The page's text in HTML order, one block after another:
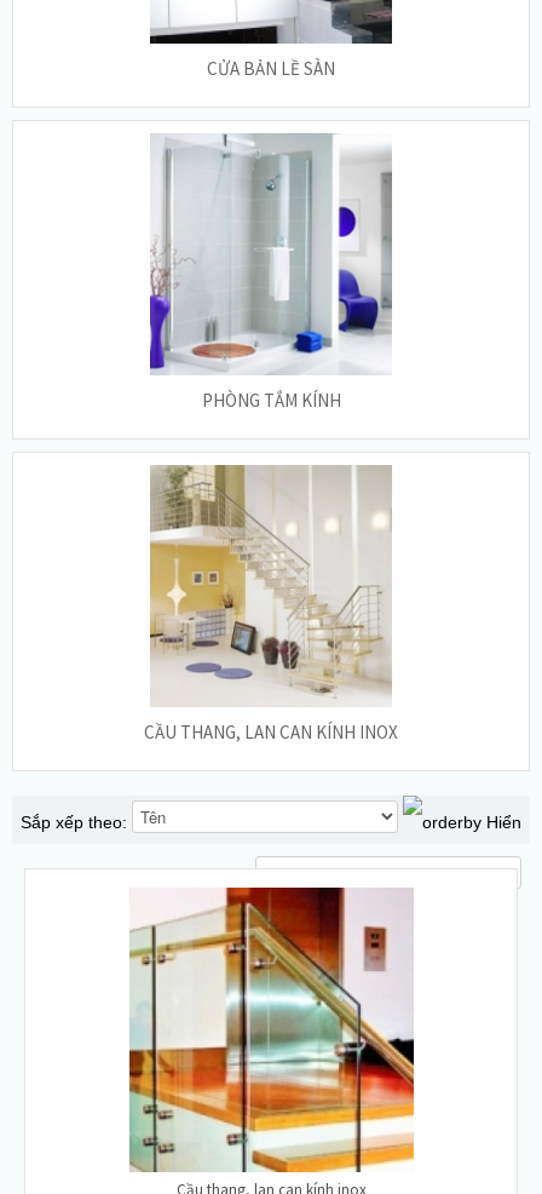
CỬA BẢN LỀ SÀN
PHÒNG TẮM KÍNH
CẦU THANG, LAN CAN KÍNH INOX
Sắp xếp theo: Hiển
Cầu thang, lan can kính inox